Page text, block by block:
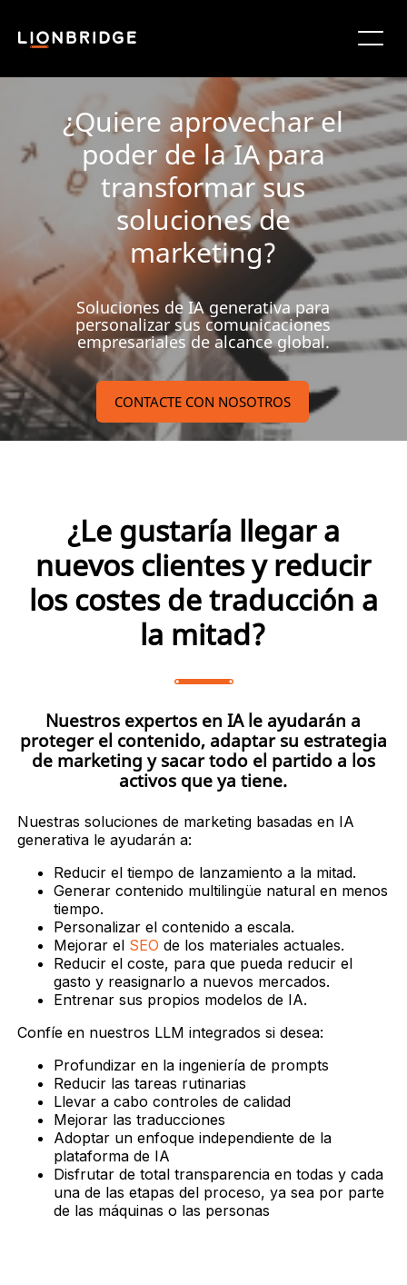
¿Quiere aprovechar el
poder de la IA para
transformar sus
soluciones de
marketing?
Soluciones de IA generativa para
personalizar sus comunicaciones
empresariales de alcance global.
CONTACTE CON NOSOTROS
¿Le gustaría llegar a
nuevos clientes y reducir
los costes de traducción a
la mitad?
Nuestros expertos en IA le ayudarán a
proteger el contenido, adaptar su estrategia
de marketing y sacar todo el partido a los
activos que ya tiene.
Nuestras soluciones de marketing basadas en IA
generativa le ayudarán a:
Reducir el tiempo de lanzamiento a la mitad.
Generar contenido multilingüe natural en menos
tiempo.
Personalizar el contenido a escala.
Mejorar el SEO de los materiales actuales.
Reducir el coste, para que pueda reducir el
gasto y reasignarlo a nuevos mercados.
Entrenar sus propios modelos de IA.
Confíe en nuestros LLM integrados si desea:
Profundizar en la ingeniería de prompts
Reducir las tareas rutinarias
Llevar a cabo controles de calidad
Mejorar las traducciones
Adoptar un enfoque independiente de la
plataforma de IA
Disfrutar de total transparencia en todas y cada
una de las etapas del proceso, ya sea por parte
de las máquinas o las personas